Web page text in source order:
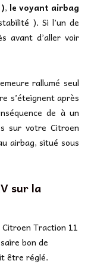
, le voyant airbag
). Si l’un de
avant d’aller voir
rallumé seul
s’éteignent après
de à un
sur votre Citroen
airbag, situé sous
sur la
Traction 11
bon de
être réglé.